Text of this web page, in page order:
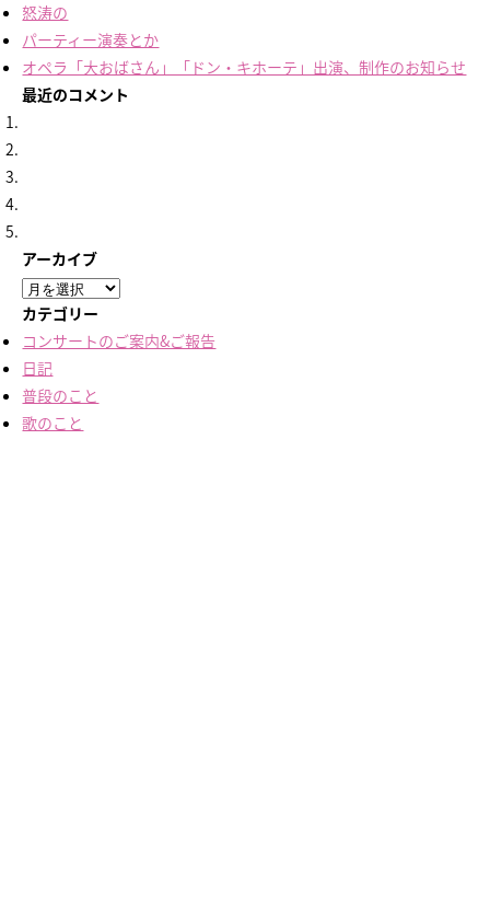
怒涛の
パーティー演奏とか
オペラ「大おばさん」「ドン・キホーテ」出演、制作のお知らせ
最近のコメント
アーカイブ
ア
ー
カ
イ
ブ
カテゴリー
コンサートのご案内&ご報告
日記
普段のこと
歌のこと